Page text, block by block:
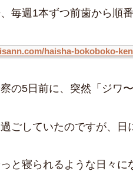
毎週1本ずつ前歯から順
haisha-bokoboko-
の5日前に、突然「ジワ
ごしていたのですが、日
と寝られるような日々に